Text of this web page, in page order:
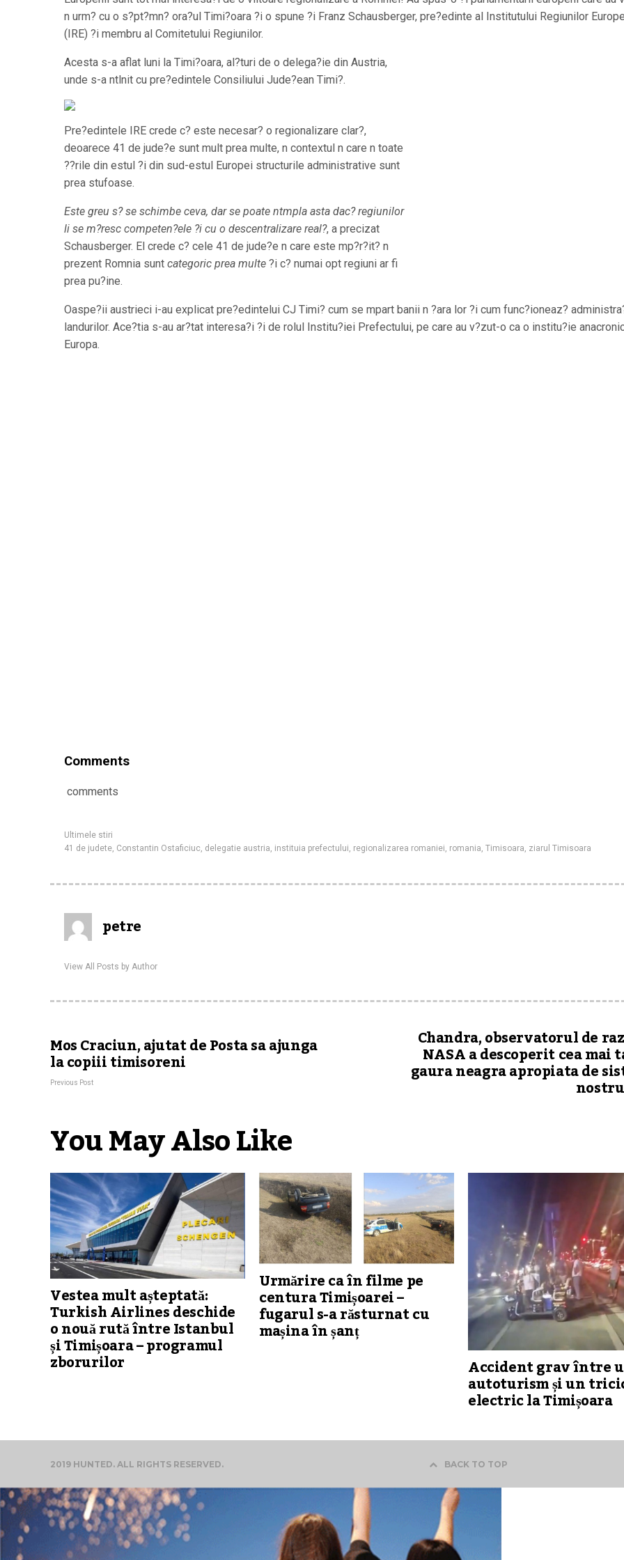
n urm? cu o s?pt?mn? ora?ul Timi?oara ?i o spune ?i Franz Schausberger, pre?edinte al Institutului Regiunilor
(IRE) ?i membru al Comitetului Regiunilor.
Acesta s-a aflat luni la Timi?oara, al?turi de o delega?ie din Austria,
unde s-a ntlnit cu pre?edintele Consiliului Jude?ean Timi?.
Pre?edintele IRE crede c? este necesar? o regionalizare clar?,
deoarece 41 de jude?e sunt mult prea multe, n contextul n care n toate
??rile din estul ?i din sud-estul Europei structurile administrative sunt
prea stufoase.
Este greu s? se schimbe ceva, dar se poate ntmpla asta dac? regiunilor
li se m?resc competen?ele ?i cu o descentralizare real?, a precizat
Schausberger. El crede c? cele 41 de jude?e n care este mp?r?it? n
prezent Romnia sunt categoric prea multe ?i c? numai opt regiuni ar fi
prea pu?ine.
Oaspe?ii austrieci i-au explicat pre?edintelui CJ Timi? cum se mpart banii n ?ara lor ?i cum func?ioneaz?
landurilor. Ace?tia s-au ar?tat interesa?i ?i de rolul Institu?iei Prefectului, pe care au v?zut-o ca o institu?ie
Europa.
Comments
comments
Ultimele stiri
41 de judete, Constantin Ostaficiuc, delegatie austria, instituia prefectului, regionalizarea romaniei, romania, Timisoara, ziarul Timisoara
petre
View All Posts by Author
Mos Craciun, ajutat de Posta sa ajunga
la copiii timisoreni
Previous Post
Chandra, observatorul de
NASA a descoperit cea mai
gaura neagra apropiata de
You May Also Like
Vestea mult așteptată:
Turkish Airlines deschide
o nouă rută între Istanbul
și Timișoara – programul
zborurilor
Urmărire ca în filme pe
centura Timișoarei –
fugarul s-a răsturnat cu
mașina în șanț
Accident grav între
autoturism și un
electric la Timișoara
2019 HUNTED. ALL RIGHTS RESERVED. BACK TO TOP